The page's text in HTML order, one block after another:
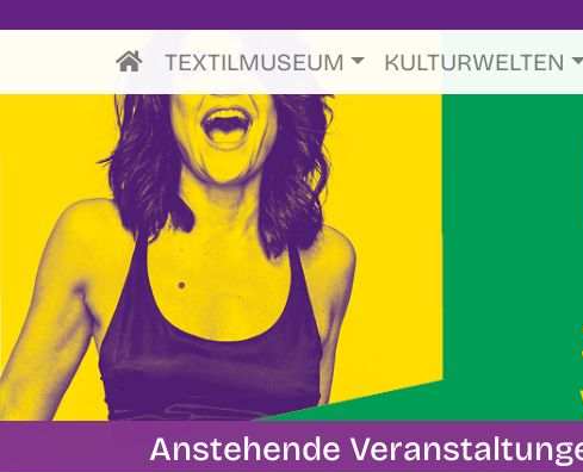
TEXTILMUSEUM KULTURWELTEN
Anstehende